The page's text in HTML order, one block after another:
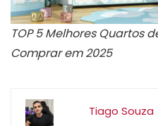
TOP 5 Melhores Quartos
Comprar em 2025
Tiago Souza